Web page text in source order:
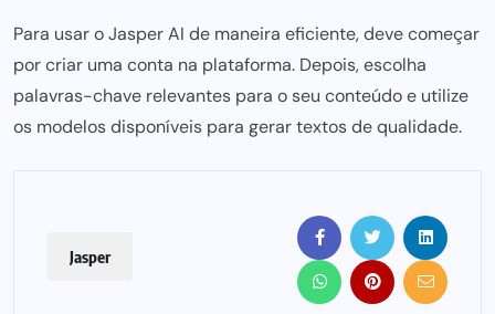
Para usar o Jasper AI de maneira eficiente, deve começar
por criar uma conta na plataforma. Depois, escolha
palavras-chave relevantes para o seu conteúdo e utilize
os modelos disponíveis para gerar textos de qualidade.
Jasper